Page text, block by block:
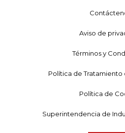
Aviso de
Términos y
Política de Tratamiento
Política de
Superintendencia de